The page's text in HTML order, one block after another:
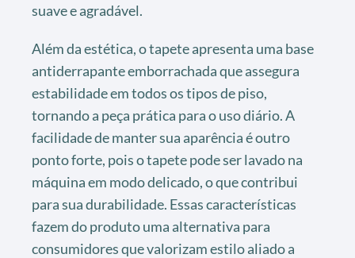
suave e agradável.
Além da estética, o tapete apresenta uma base
antiderrapante emborrachada que assegura
estabilidade em todos os tipos de piso,
tornando a peça prática para o uso diário. A
facilidade de manter sua aparência é outro
ponto forte, pois o tapete pode ser lavado na
máquina em modo delicado, o que contribui
para sua durabilidade. Essas características
fazem do produto uma alternativa para
consumidores que valorizam estilo aliado a